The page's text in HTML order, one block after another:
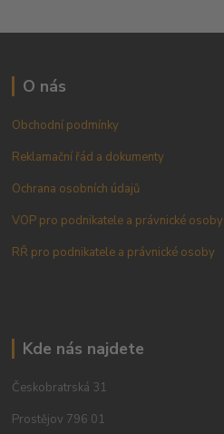
O nás
Obchodní podmínky
Reklamační řád a dokumenty
Ochrana osobních údajů
VOP pro podnikatele a právnické osoby
RŘ pro podnikatele a právnické osoby
Kde nás najdete
Českobratrská 31
Prostějov 796 01